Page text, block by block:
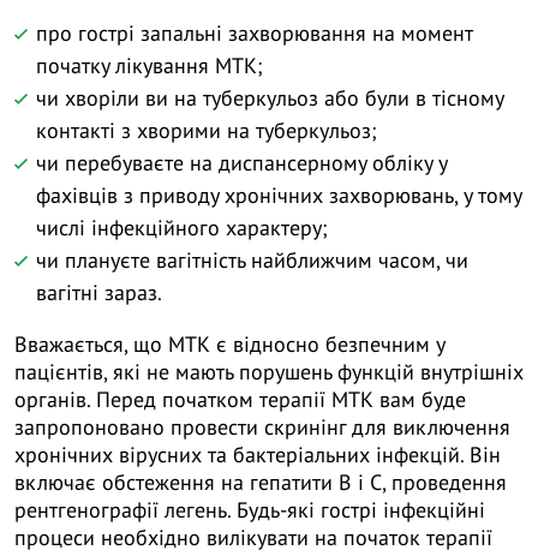
про гострі запальні захворювання на момент
початку лікування МТК;
чи хворіли ви на туберкульоз або були в тісному
контакті з хворими на туберкульоз;
чи перебуваєте на диспансерному обліку у
фахівців з приводу хронічних захворювань, у тому
числі інфекційного характеру;
чи плануєте вагітність найближчим часом, чи
вагітні зараз.
Вважається, що МТК є відносно безпечним у
пацієнтів, які не мають порушень функцій внутрішніх
органів. Перед початком терапії МТК вам буде
запропоновано провести скринінг для виключення
хронічних вірусних та бактеріальних інфекцій. Він
включає обстеження на гепатити В і С, проведення
рентгенографії легень. Будь-які гострі інфекційні
процеси необхідно вилікувати на початок терапії